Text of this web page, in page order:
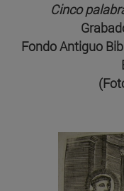
Cinco
Fondo Antiguo